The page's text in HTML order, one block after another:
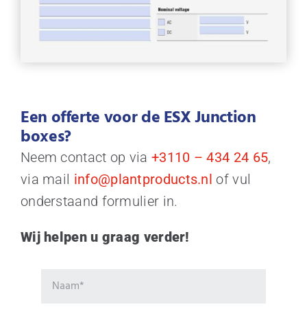
Een offerte voor de ESX Junction
boxes?
Neem contact op via +3110 – 434 24 65,
via mail info@plantproducts.nl of vul
onderstaand formulier in.
Wij helpen u graag verder!